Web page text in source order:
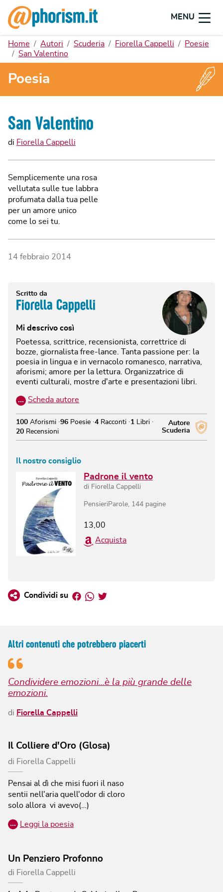
MENU
Home Autori Scuderia Fiorella Cappelli
Poesie
San Valentino
Poesia
San Valentino
di Fiorella Cappelli
Semplicemente una rosa
vellutata sulle tue labbra
profumata dalla tua pelle
per un amore unico
come lo sei tu.
14 febbraio 2014
Scritto da
Fiorella Cappelli
Mi descrivo così
Poetessa, scrittrice, recensionista, correttrice di
bozze, giornalista free-lance. Tanta passione per: la
poesia in lingua e in vernacolo romanesco, narrativa,
aforismi; amore per la lettura. Organizzatrice di
eventi culturali, mostre d'arte e presentazioni libri.
… Scheda autore
Autore
Scuderia
100 Aforismi 96 Poesie 4 Racconti 1
Libri
20 Recensioni
Il nostro consiglio
Padrone il vento
di Fiorella Cappelli
PensieriParole 144 pagine
13,00
Acquista
Condividi su Facebook
Whatsapp
Twitter
Altri contenuti che potrebbero piacerti
Condividere emozioni...è la più grande delle
emozioni.
di Fiorella Cappelli
Il Colliere d'Oro (Glosa)
di Fiorella Cappelli
Pensai al dì che misi fuori il naso
sentii nell'aria quell'odor di cloro
solo allora vi avevo(…)
… Leggi la poesia
Un Penziero Profonno
di Fiorella Cappelli